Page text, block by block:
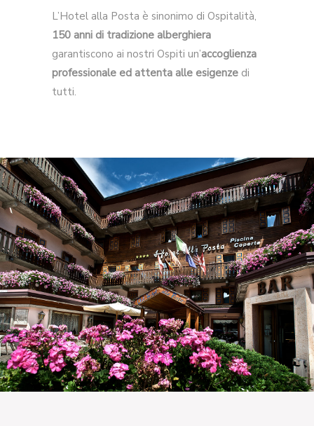
L’Hotel alla Posta è sinonimo di Ospitalità,
150 anni di tradizione alberghiera
garantiscono ai nostri Ospiti un’accoglienza
professionale ed attenta alle esigenze di
tutti.